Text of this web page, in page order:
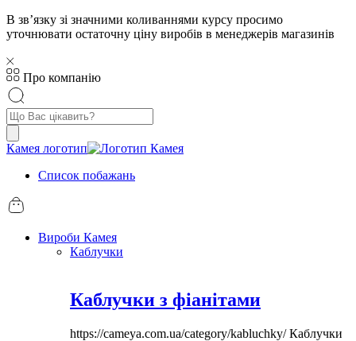
В звʼязку зі значними коливаннями курсу просимо
уточнювати остаточну ціну виробів в менеджерів магазинів
Про компанію
Пошук
товарів
Камея логотип
Список побажань
Вироби Камея
Каблучки
Каблучки з фіанітами
https://cameya.com.ua/category/kabluchky/Каблучки